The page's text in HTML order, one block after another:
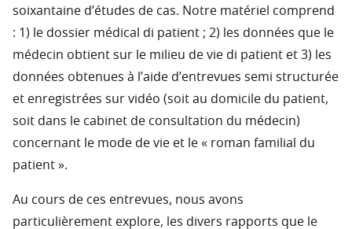
soixantaine d’études de cas. Notre matériel comprend
: 1) le dossier médical di patient ; 2) les données que le
médecin obtient sur le milieu de vie di patient et 3) les
données obtenues à l’aide d’entrevues semi structurée
et enregistrées sur vidéo (soit au domicile du patient,
soit dans le cabinet de consultation du médecin)
concernant le mode de vie et le « roman familial du
patient ».
Au cours de ces entrevues, nous avons
particulièrement explore, les divers rapports que le